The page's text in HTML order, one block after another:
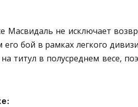
Масвидаль не исключает
бой в рамках легкого
титул в полусреднем весе,